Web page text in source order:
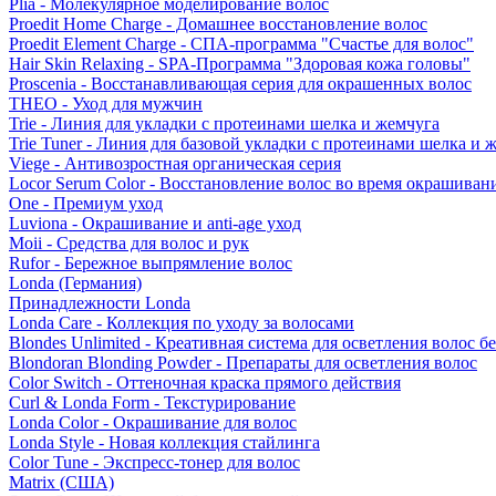
Plia - Молекулярное моделирование волос
Proedit Home Charge - Домашнее восстановление волос
Proedit Element Charge - СПА-программа "Счастье для волос"
Hair Skin Relaxing - SPA-Программа "Здоровая кожа головы"
Proscenia - Восстанавливающая серия для окрашенных волос
THEO - Уход для мужчин
Trie - Линия для укладки с протеинами шелка и жемчуга
Trie Tuner - Линия для базовой укладки с протеинами шелка и
Viege - Антивозростная органическая серия
Locor Serum Color - Восстановление волос во время
One - Премиум уход
Luviona - Окрашивание и anti-age уход
Moii - Средства для волос и рук
Rufor - Бережное выпрямление волос
Londa (Германия)
Принадлежности Londa
Londa Care - Коллекция по уходу за волосами
Blondes Unlimited - Креативная система для осветления волос
Blondoran Blonding Powder - Препараты для осветления волос
Color Switch - Оттеночная краска прямого действия
Curl & Londa Form - Текстурирование
Londa Color - Окрашивание для волос
Londa Style - Новая коллекция стайлинга
Color Tune - Экспресс-тонер для волос
Matrix (США)